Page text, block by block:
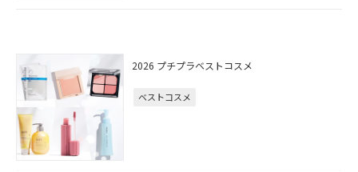
2026 プチプラベストコスメ
ベストコスメ